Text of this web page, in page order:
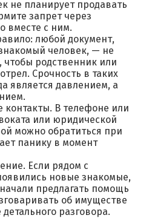
не планирует продавать
запрет через
вместе с ним.
любой документ,
человек, — не
чтобы родственник или
Срочность в таких
является давлением, а
контакты. В телефоне или
или юридической
можно обратиться при
панику в момент
Если рядом с
новые знакомые,
предлагать помощь
об имуществе
разговора.